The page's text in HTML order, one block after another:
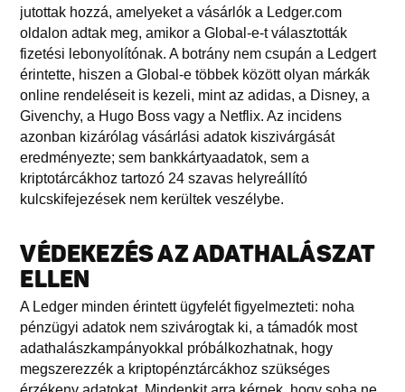
jutottak hozzá, amelyeket a vásárlók a Ledger.com
oldalon adtak meg, amikor a Global-e-t választották
fizetési lebonyolítónak. A botrány nem csupán a Ledgert
érintette, hiszen a Global-e többek között olyan márkák
online rendeléseit is kezeli, mint az adidas, a Disney, a
Givenchy, a Hugo Boss vagy a Netflix. Az incidens
azonban kizárólag vásárlási adatok kiszivárgását
eredményezte; sem bankkártyaadatok, sem a
kriptotárcákhoz tartozó 24 szavas helyreállító
kulcskifejezések nem kerültek veszélybe.
VÉDEKEZÉS AZ ADATHALÁSZAT
ELLEN
A Ledger minden érintett ügyfelét figyelmezteti: noha
pénzügyi adatok nem szivárogtak ki, a támadók most
adathalászkampányokkal próbálkozhatnak, hogy
megszerezzék a kriptopénztárcákhoz szükséges